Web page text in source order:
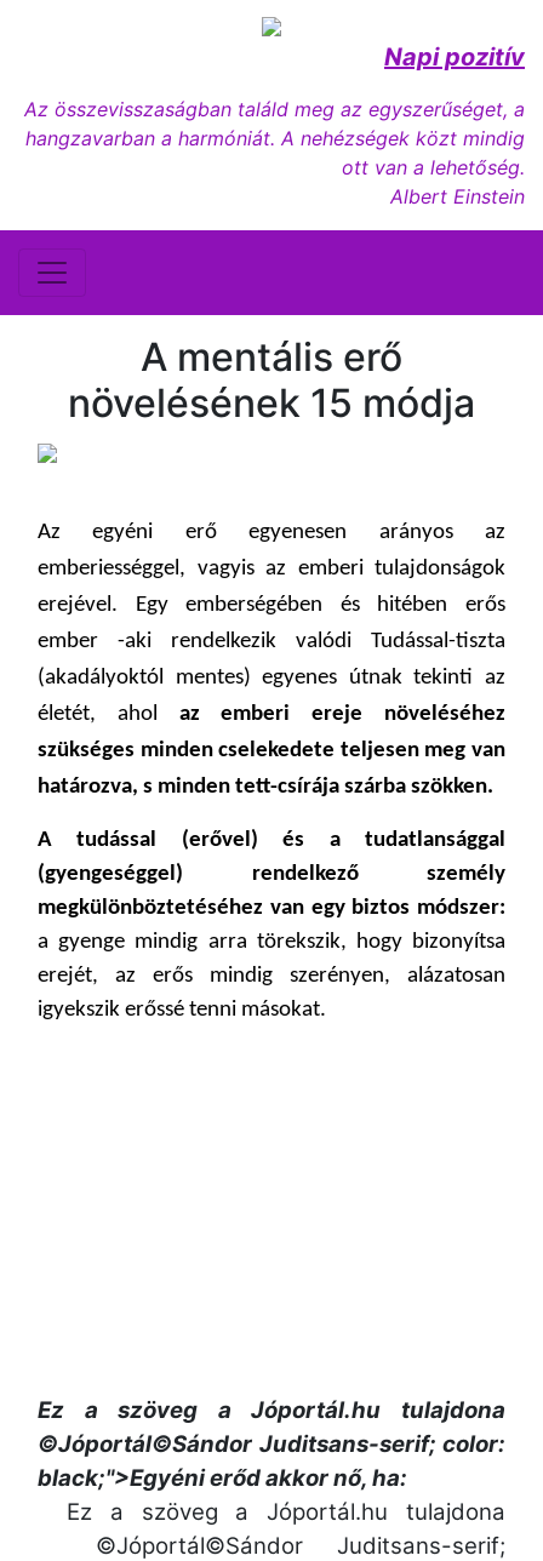
Napi pozitív
Az összevisszaságban találd meg az egyszerűséget, a
hangzavarban a harmóniát. A nehézségek közt mindig
ott van a lehetőség.
Albert Einstein
A mentális erő
növelésének 15 módja
Az egyéni erő egyenesen arányos az
emberiességgel, vagyis az emberi tulajdonságok
erejével. Egy emberségében és hitében erős
ember -aki rendelkezik valódi Tudással-tiszta
(akadályoktól mentes) egyenes útnak tekinti az
életét, ahol az emberi ereje növeléséhez
szükséges minden cselekedete teljesen meg van
határozva, s minden tett-csírája szárba szökken.
A tudással (erővel) és a tudatlansággal
(gyengeséggel) rendelkező személy
megkülönböztetéséhez van egy biztos módszer:
a gyenge mindig arra törekszik, hogy bizonyítsa
erejét, az erős mindig szerényen, alázatosan
igyekszik erőssé tenni másokat.
Ez a szöveg a Jóportál.hu tulajdona
©Jóportál©Sándor Juditsans-serif; color:
black;">Egyéni erőd akkor nő, ha:
Ez a szöveg a Jóportál.hu tulajdona
©Jóportál©Sándor Juditsans-serif;